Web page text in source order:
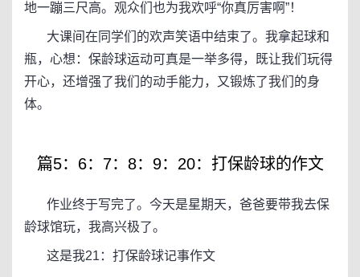
地一蹦三尺高。观众们也为我欢呼“你真厉害啊”！
大课间在同学们的欢声笑语中结束了。我拿起球和
瓶，心想：保龄球运动可真是一举多得，既让我们玩得
开心，还增强了我们的动手能力，又锻炼了我们的身
体。
篇5：6：7：8：9：20：打保龄球的作文
作业终于写完了。今天是星期天，爸爸要带我去保
龄球馆玩，我高兴极了。
这是我21：打保龄球记事作文